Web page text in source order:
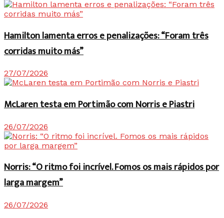
Hamilton lamenta erros e penalizações: “Foram três
corridas muito más”
27/07/2026
McLaren testa em Portimão com Norris e Piastri
26/07/2026
Norris: “O ritmo foi incrível. Fomos os mais rápidos por
larga margem”
26/07/2026